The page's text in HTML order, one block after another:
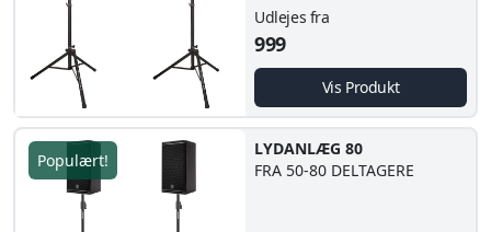
Udlejes fra
999
Vis Produkt
Populært!
LYDANLÆG 80
FRA 50-80 DELTAGERE